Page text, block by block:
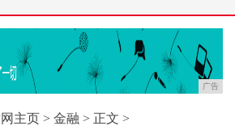
广告
主页 > 金融 > 正文 >